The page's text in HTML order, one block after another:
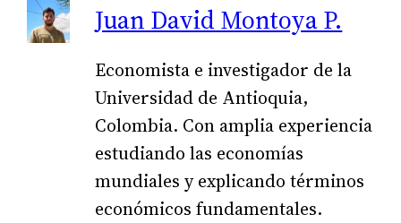
Juan David Montoya P.
Economista e investigador de la
Universidad de Antioquia,
Colombia. Con amplia experiencia
estudiando las economías
mundiales y explicando términos
económicos fundamentales.